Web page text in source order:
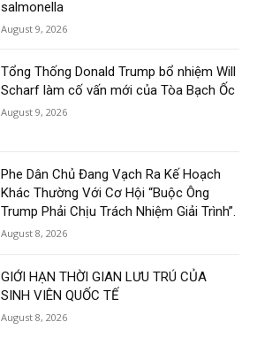
salmonella
August 9, 2026
Tổng Thống Donald Trump bổ nhiệm Will
Scharf làm cố vấn mới của Tòa Bạch Ốc
August 9, 2026
Phe Dân Chủ Đang Vạch Ra Kế Hoạch
Khác Thường Với Cơ Hội “Buộc Ông
Trump Phải Chịu Trách Nhiệm Giải Trình”.
August 8, 2026
GIỚI HẠN THỜI GIAN LƯU TRÚ CỦA
SINH VIÊN QUỐC TẾ
August 8, 2026